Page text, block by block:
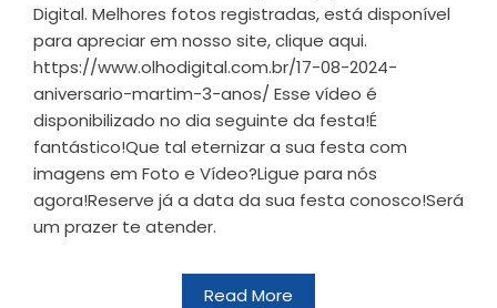
Digital. Melhores fotos registradas, está disponível
para apreciar em nosso site, clique aqui.
https://www.olhodigital.com.br/17-08-2024-
aniversario-martim-3-anos/ Esse vídeo é
disponibilizado no dia seguinte da festa!É
fantástico!Que tal eternizar a sua festa com
imagens em Foto e Vídeo?Ligue para nós
agora!Reserve já a data da sua festa conosco!Será
um prazer te atender.
Read More